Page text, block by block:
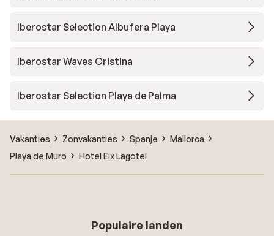
Iberostar Selection Albufera Playa
Iberostar Waves Cristina
Iberostar Selection Playa de Palma
Vakanties Zonvakanties Spanje
Mallorca
Playa de Muro
Hotel Eix Lagotel
Populaire landen